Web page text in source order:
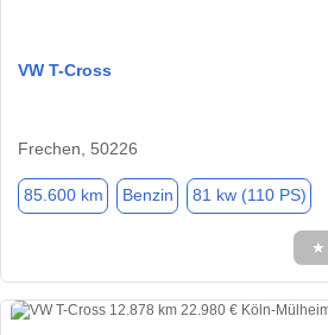
VW T-Cross
Frechen, 50226
85.600 km Benzin 81 kw (110 PS)
★